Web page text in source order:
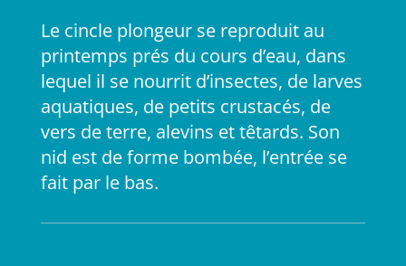
Le cincle plongeur se reproduit au
printemps prés du cours d’eau, dans
lequel il se nourrit d’insectes, de larves
aquatiques, de petits crustacés, de
vers de terre, alevins et têtards. Son
nid est de forme bombée, l’entrée se
fait par le bas.